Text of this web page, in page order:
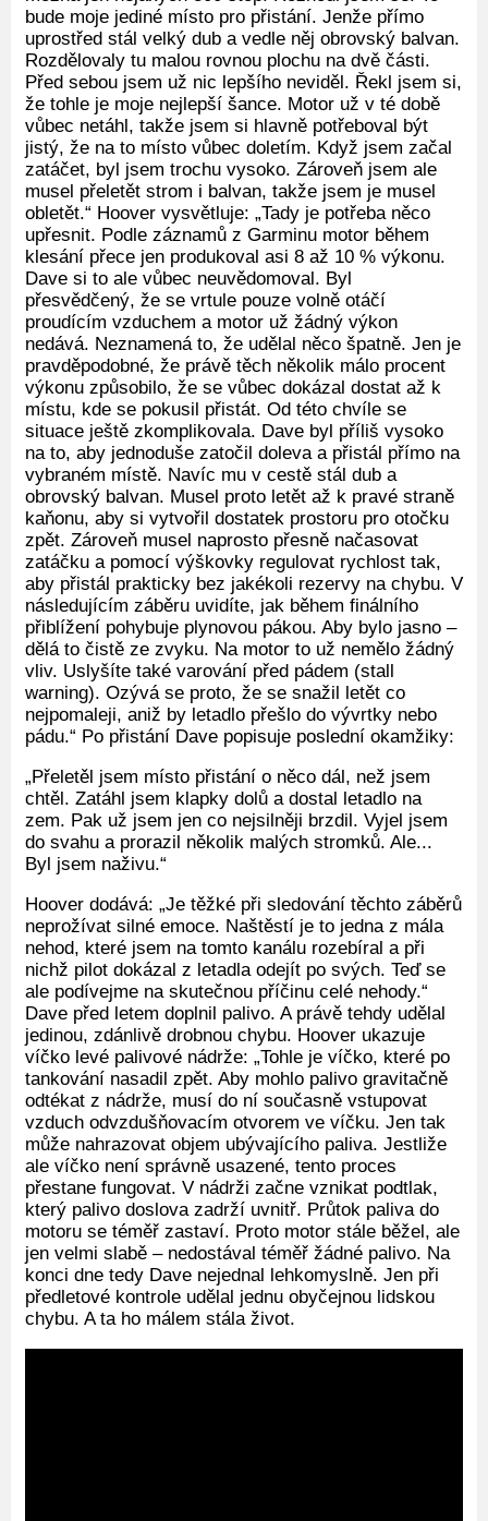
bude moje jediné místo pro přistání. Jenže přímo
uprostřed stál velký dub a vedle něj obrovský balvan.
Rozdělovaly tu malou rovnou plochu na dvě části.
Před sebou jsem už nic lepšího neviděl. Řekl jsem si,
že tohle je moje nejlepší šance. Motor už v té době
vůbec netáhl, takže jsem si hlavně potřeboval být
jistý, že na to místo vůbec doletím. Když jsem začal
zatáčet, byl jsem trochu vysoko. Zároveň jsem ale
musel přeletět strom i balvan, takže jsem je musel
obletět.“ Hoover vysvětluje: „Tady je potřeba něco
upřesnit. Podle záznamů z Garminu motor během
klesání přece jen produkoval asi 8 až 10 % výkonu.
Dave si to ale vůbec neuvědomoval. Byl
přesvědčený, že se vrtule pouze volně otáčí
proudícím vzduchem a motor už žádný výkon
nedává. Neznamená to, že udělal něco špatně. Jen je
pravděpodobné, že právě těch několik málo procent
výkonu způsobilo, že se vůbec dokázal dostat až k
místu, kde se pokusil přistát. Od této chvíle se
situace ještě zkomplikovala. Dave byl příliš vysoko
na to, aby jednoduše zatočil doleva a přistál přímo na
vybraném místě. Navíc mu v cestě stál dub a
obrovský balvan. Musel proto letět až k pravé straně
kaňonu, aby si vytvořil dostatek prostoru pro otočku
zpět. Zároveň musel naprosto přesně načasovat
zatáčku a pomocí výškovky regulovat rychlost tak,
aby přistál prakticky bez jakékoli rezervy na chybu. V
následujícím záběru uvidíte, jak během finálního
přiblížení pohybuje plynovou pákou. Aby bylo jasno –
dělá to čistě ze zvyku. Na motor to už nemělo žádný
vliv. Uslyšíte také varování před pádem (stall
warning). Ozývá se proto, že se snažil letět co
nejpomaleji, aniž by letadlo přešlo do vývrtky nebo
pádu.“ Po přistání Dave popisuje poslední okamžiky:
„Přeletěl jsem místo přistání o něco dál, než jsem
chtěl. Zatáhl jsem klapky dolů a dostal letadlo na
zem. Pak už jsem jen co nejsilněji brzdil. Vyjel jsem
do svahu a prorazil několik malých stromků. Ale...
Byl jsem naživu.“
Hoover dodává: „Je těžké při sledování těchto záběrů
neprožívat silné emoce. Naštěstí je to jedna z mála
nehod, které jsem na tomto kanálu rozebíral a při
nichž pilot dokázal z letadla odejít po svých. Teď se
ale podívejme na skutečnou příčinu celé nehody.“
Dave před letem doplnil palivo. A právě tehdy udělal
jedinou, zdánlivě drobnou chybu. Hoover ukazuje
víčko levé palivové nádrže: „Tohle je víčko, které po
tankování nasadil zpět. Aby mohlo palivo gravitačně
odtékat z nádrže, musí do ní současně vstupovat
vzduch odvzdušňovacím otvorem ve víčku. Jen tak
může nahrazovat objem ubývajícího paliva. Jestliže
ale víčko není správně usazené, tento proces
přestane fungovat. V nádrži začne vznikat podtlak,
který palivo doslova zadrží uvnitř. Průtok paliva do
motoru se téměř zastaví. Proto motor stále běžel, ale
jen velmi slabě – nedostával téměř žádné palivo. Na
konci dne tedy Dave nejednal lehkomyslně. Jen při
předletové kontrole udělal jednu obyčejnou lidskou
chybu. A ta ho málem stála život.